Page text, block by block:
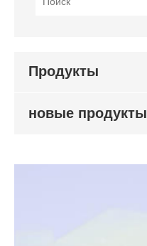
Продукты
новые продукты